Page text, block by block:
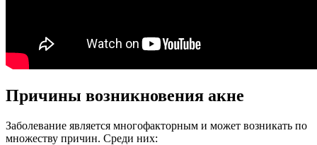
Причины возникновения акне
Заболевание является многофакторным и может возникать по
множеству причин. Среди них: